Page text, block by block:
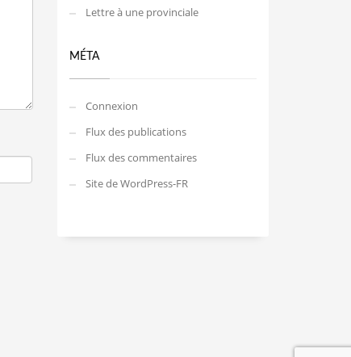
Lettre à une provinciale
MÉTA
Connexion
Flux des publications
Flux des commentaires
Site de WordPress-FR